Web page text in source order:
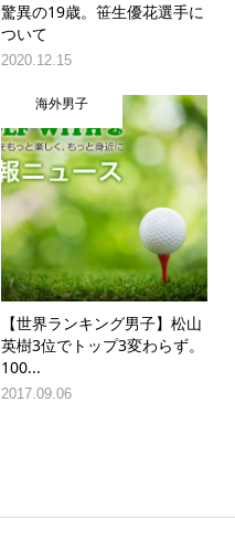
驚異の19歳。笹生優花選手に
ついて
2020.12.15
海外男子
【世界ランキング男子】松山
英樹3位でトップ3変わらず。
100...
2017.09.06